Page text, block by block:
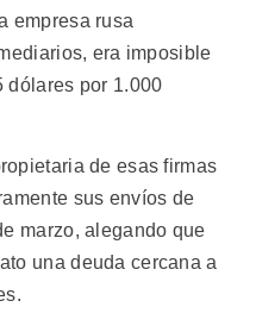
empresa rusa
era imposible
dólares por 1.000
de esas firmas
sus envíos de
marzo, alegando que
una deuda cercana a